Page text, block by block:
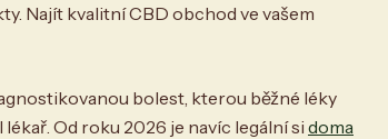
Najít kvalitní CBD obchod ve vašem
bolest, kterou běžné léky
Od roku 2026 je navíc legální si doma